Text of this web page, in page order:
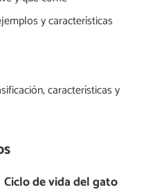
y características
características y
Ciclo de vida del gato